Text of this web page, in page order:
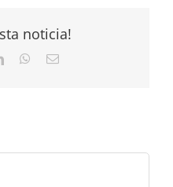
noticia!
LinkedInWhatsApp
Correo